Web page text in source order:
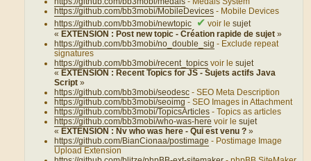
https://github.com/bb3mobi/MobileDevices - Mobile Devices
https://github.com/bb3mobi/newtopic
✔ voir lesujet
« EXTENSION : Post new topic - Création rapide de sujet»
https://github.com/bb3mobi/no_double_sig - Exclude repeat
signatures
https://github.com/bb3mobi/recent_topics voir lesujet
« EXTENSION : Recent Topics for JS - Sujets actifs Java
Script»
https://github.com/bb3mobi/seodesc - SEO Meta Description
https://github.com/bb3mobi/seoimg - SEO Images in Attachment
https://github.com/bb3mobi/TopicsArticles - Topics as articles
https://github.com/bb3mobi/who-was-here voir lesujet
« EXTENSION : Nv who was here - Qui est venu ?»
https://github.com/BianCionaa/postimage - Postimage Image
Upload Extension